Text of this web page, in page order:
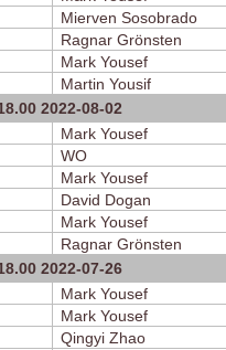
Mierven Sosobrado
Ragnar Grönsten
Mark Yousef
Martin Yousif
2022-08-02
Mark Yousef
WO
Mark Yousef
David Dogan
Mark Yousef
Ragnar Grönsten
2022-07-26
Mark Yousef
Mark Yousef
Qingyi Zhao